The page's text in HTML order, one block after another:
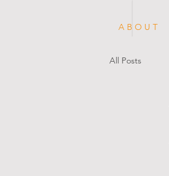
A B O U T
All Posts